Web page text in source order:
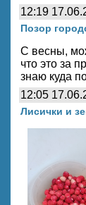
12:19
Позор
С весны,
что это за
знаю куда
12:05
Лисички и